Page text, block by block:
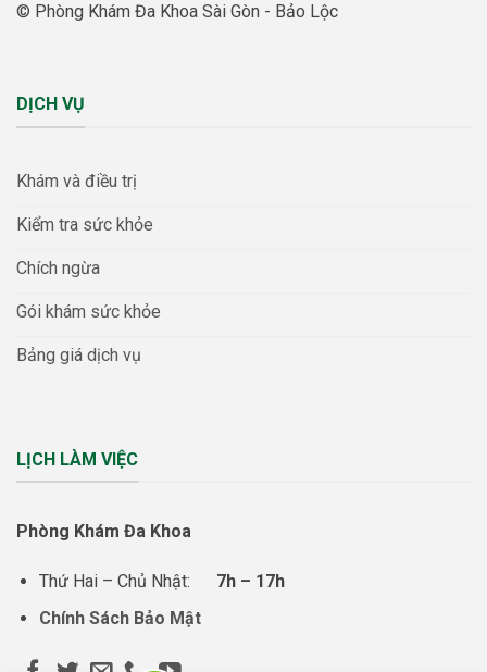
© Phòng Khám Đa Khoa Sài Gòn - Bảo Lộc
DỊCH VỤ
Khám và điều trị
Kiểm tra sức khỏe
Chích ngừa
Gói khám sức khỏe
Bảng giá dịch vụ
LỊCH LÀM VIỆC
Phòng Khám Đa Khoa
Thứ Hai – Chủ Nhật: 7h – 17h
Chính Sách Bảo Mật